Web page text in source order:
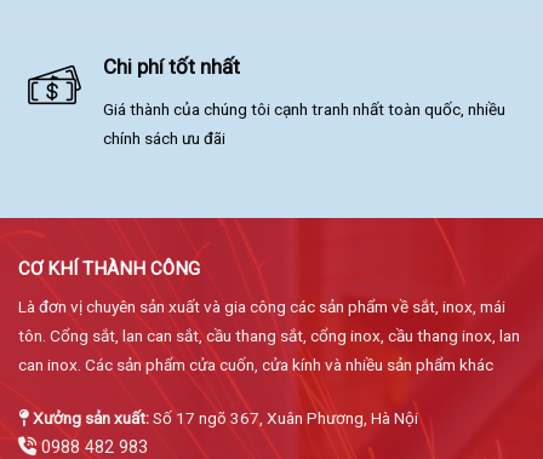
Chi phí tốt nhất
Giá thành của chúng tôi cạnh tranh nhất toàn quốc, nhiều
chính sách ưu đãi
CƠ KHÍ THÀNH CÔNG
Là đơn vị chuyên sản xuất và gia công các sản phẩm về sắt, inox, mái
tôn. Cổng sắt, lan can sắt, cầu thang sắt, cổng inox, cầu thang inox, lan
can inox. Các sản phẩm cửa cuốn, cửa kính và nhiều sản phẩm khác
Xưởng sản xuất:Số 17 ngõ 367, Xuân Phương, Hà Nội
0988 482 983